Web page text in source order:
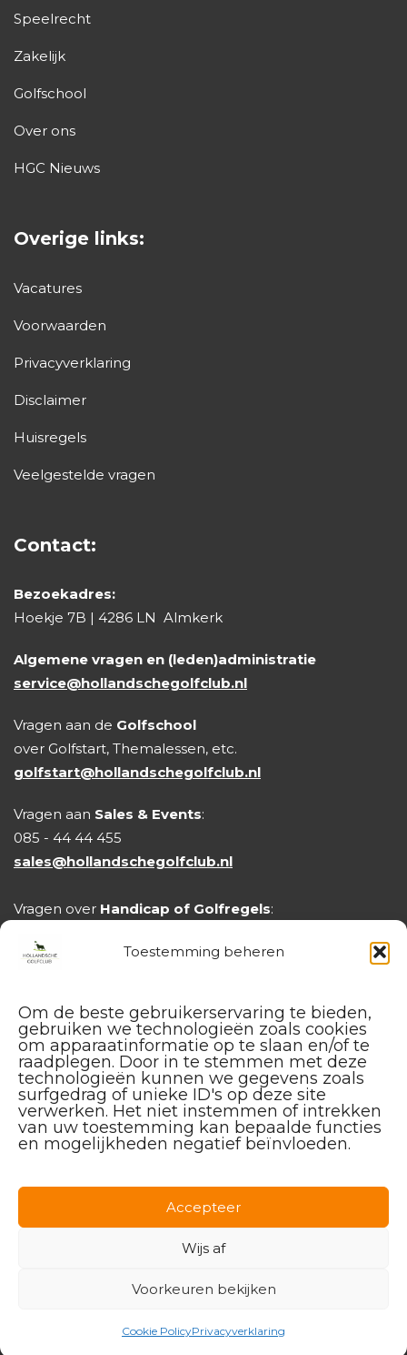
Toestemming beheren
Om de beste gebruikerservaring te bieden,
gebruiken we technologieën zoals cookies
om apparaatinformatie op te slaan en/of te
raadplegen. Door in te stemmen met deze
technologieën kunnen we gegevens zoals
surfgedrag of unieke ID's op deze site
verwerken. Het niet instemmen of intrekken
van uw toestemming kan bepaalde functies
en mogelijkheden negatief beïnvloeden.
Accepteer
Wijs af
Voorkeuren bekijken
Cookie PolicyPrivacyverklaring
Speelrecht
Zakelijk
Golfschool
Over ons
HGC Nieuws
Overige links:
Vacatures
Voorwaarden
Privacyverklaring
Disclaimer
Huisregels
Veelgestelde vragen
Contact:
Bezoekadres:
Hoekje 7B | 4286 LN Almkerk
Algemene vragen en (leden)administratie
service@hollandschegolfclub.nl
Vragen aan de Golfschool
over Golfstart, Themalessen, etc.
golfstart@hollandschegolfclub.nl
Vragen aan Sales & Events:
085 - 44 44 455
sales@hollandschegolfclub.nl
Vragen over Handicap of Golfregels:
Instagram